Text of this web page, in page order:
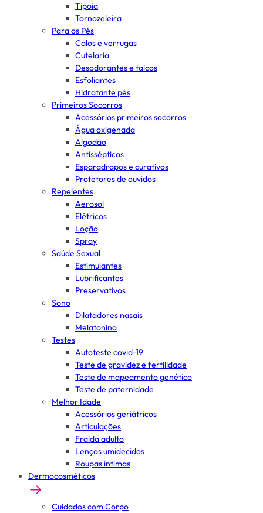
Tipoia
Tornozeleira
Para os Pés
Calos e verrugas
Cutelaria
Desodorantes e talcos
Esfoliantes
Hidratante pés
Primeiros Socorros
Acessórios primeiros socorros
Água oxigenada
Algodão
Antissépticos
Esparadrapos e curativos
Protetores de ouvidos
Repelentes
Aerosol
Elétricos
Loção
Spray
Saúde Sexual
Estimulantes
Lubrificantes
Preservativos
Sono
Dilatadores nasais
Melatonina
Testes
Autoteste covid-19
Teste de gravidez e fertilidade
Teste de mapeamento genético
Teste de paternidade
Melhor Idade
Acessórios geriátricos
Articulações
Fralda adulto
Lenços umidecidos
Roupas íntimas
Dermocosméticos
Cuidados com Corpo